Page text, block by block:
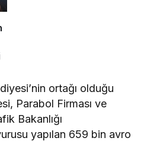
ortağı olduğu
Parabol Firması ve
Bakanlığı
yapılan 659 bin avro